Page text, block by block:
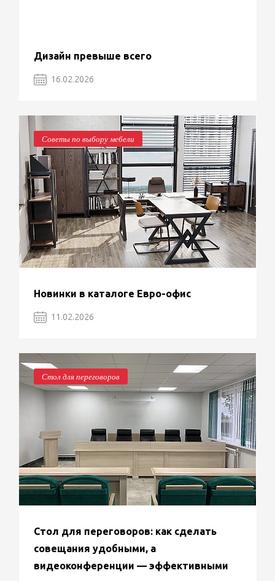
Дизайн превыше всего
16.02.2026
Советы по выбору мебели
Новинки в каталоге Евро-офис
11.02.2026
Стол для переговоров
Стол для переговоров: как сделать
совещания удобными, а
видеоконференции — эффективными